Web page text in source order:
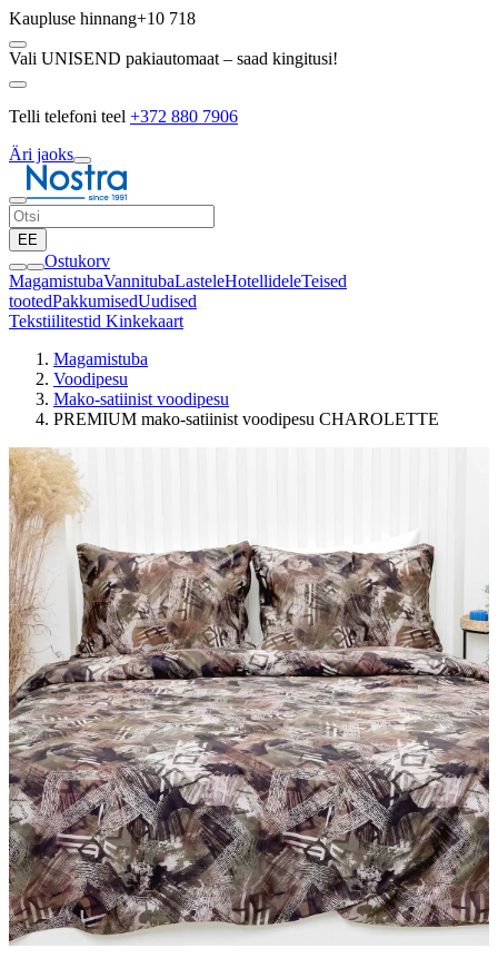
Kaupluse hinnang+10 718
Vali UNISEND pakiautomaat – saad kingitusi!
Telli telefoni teel +372 880 7906
Äri jaoks
EE
Ostukorv
MagamistubaVannitubaLasteleHotellideleTeised
tootedPakkumisedUudised
Tekstiilitestid Kinkekaart
Magamistuba
Voodipesu
Mako-satiinist voodipesu
PREMIUM mako-satiinist voodipesu CHAROLETTE